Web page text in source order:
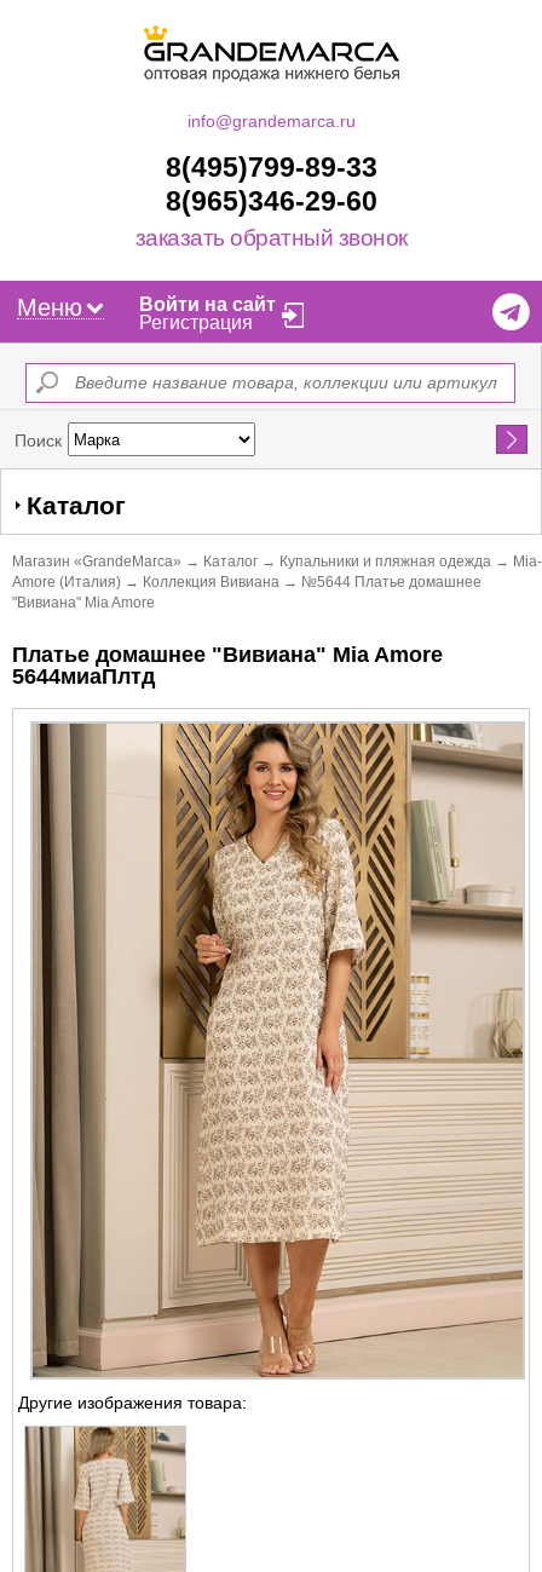
info@grandemarca.ru
8(495)799-89-33
8(965)346-29-60
заказать обратный звонок
Меню
Войти на сайт
Регистрация
Поиск Найти
Каталог
Магазин «GrandeMarca» → Каталог → Купальники и пляжная одежда → Mia-
Amore (Италия) → Коллекция Вивиана → №5644 Платье домашнее
"Вивиана" Mia Amore
Платье домашнее "Вивиана" Mia Amore
5644миаПлтд
Другие изображения товара: